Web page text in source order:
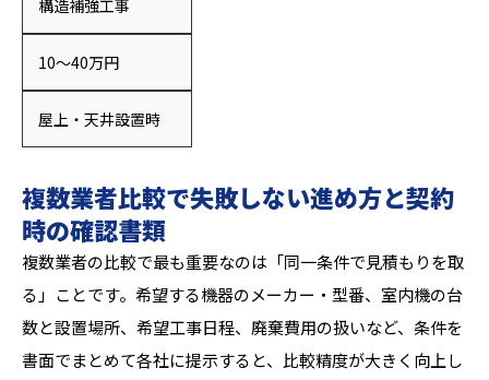
構造補強工事
10〜40万円
屋上・天井設置時
複数業者比較で失敗しない進め方と契約
時の確認書類
複数業者の比較で最も重要なのは「同一条件で見積もりを取
る」ことです。希望する機器のメーカー・型番、室内機の台
数と設置場所、希望工事日程、廃棄費用の扱いなど、条件を
書面でまとめて各社に提示すると、比較精度が大きく向上し